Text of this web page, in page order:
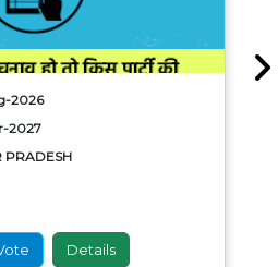
2026
2027
PRADESH
Details